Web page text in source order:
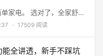
家电。 选对了，全家舒
着霉味，半夜被冻醒或热
卧室｜注重健康、无风
· 17509 阅读
全讲透，新手不踩坑